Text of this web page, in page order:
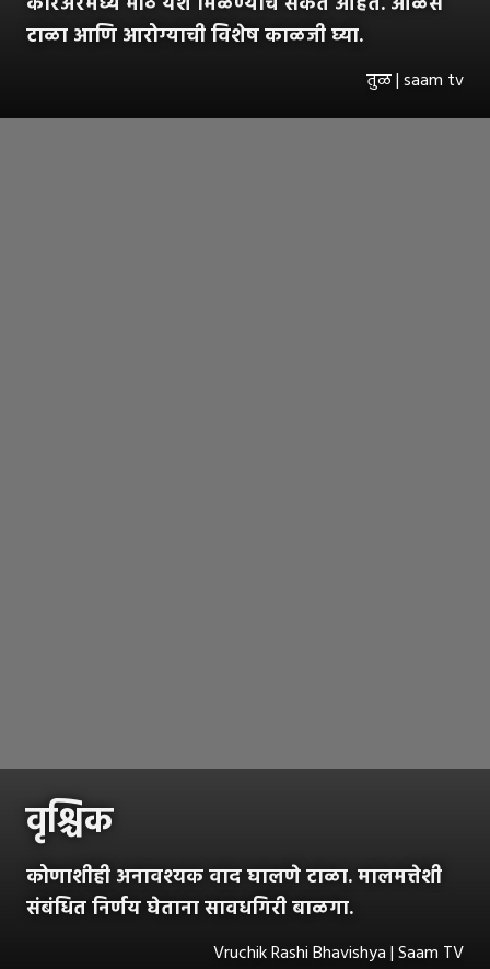
टाळा आणि आरोग्याची विशेष काळजी घ्या.
तुळ | saam tv
वृश्चिक
कोणाशीही अनावश्यक वाद घालणे टाळा. मालमत्तेशी
संबंधित निर्णय घेताना सावधगिरी बाळगा.
Vruchik Rashi Bhavishya | Saam TV